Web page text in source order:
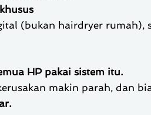
(bukan hairdryer rumah),
HP pakai sistem itu.
makin parah, dan